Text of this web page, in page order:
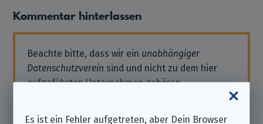
Kommentar hinterlassen
Beachte bitte, dass wir ein unabhängiger
Datenschutzverein sind und nicht zu dem hier
aufgeführten Unternehmen gehören.
Es ist ein Fehler aufgetreten, aber Dein Browser